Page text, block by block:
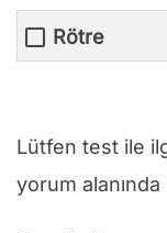
Rötre
Lütfen test ile
yorum